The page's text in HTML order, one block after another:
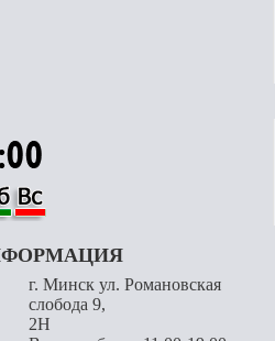
г. Минск ул. Романовская
слобода 9,
2H